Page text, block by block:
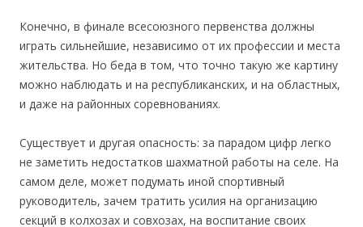
Конечно, в финале всесоюзного первенства должны
играть сильнейшие, независимо от их профессии и места
жительства. Но беда в том, что точно такую же картину
можно наблюдать и на республиканских, и на областных,
и даже на районных соревнованиях.
Существует и другая опасность: за парадом цифр легко
не заметить недостатков шахматной работы на селе. На
самом деле, может подумать иной спортивный
руководитель, зачем тратить усилия на организацию
секций в колхозах и совхозах, на воспитание своих